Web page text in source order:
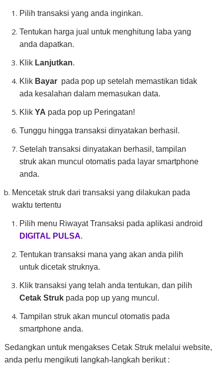
Pilih transaksi yang anda inginkan.
Tentukan harga jual untuk menghitung laba yang
anda dapatkan.
Klik Lanjutkan.
Klik Bayar pada pop up setelah memastikan tidak
ada kesalahan dalam memasukan data.
KlikYA pada pop up Peringatan!
Tunggu hingga transaksi dinyatakan berhasil.
Setelah transaksi dinyatakan berhasil, tampilan
struk akan muncul otomatis pada layar smartphone
anda.
Mencetak struk dari transaksi yang dilakukan pada
waktu tertentu
Pilih menu Riwayat Transaksi pada aplikasi android
DIGITAL PULSA.
Tentukan transaksi mana yang akan anda pilih
untuk dicetak struknya.
Klik transaksi yang telah anda tentukan, dan pilih
Cetak Struk pada pop up yang muncul.
Tampilan struk akan muncul otomatis pada
smartphone anda.
Sedangkan untuk mengakses Cetak Struk melalui website,
anda perlu mengikuti langkah-langkah berikut :